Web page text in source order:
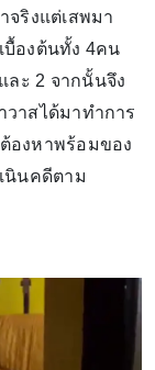
จริงแต่เสพมา
บื้องต้นทั้ง 4คน
ละ 2 จากนั้นจึง
วาสได้มาทำการ
องหาพร้อมของ
นินคดีตาม